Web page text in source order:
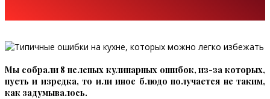
Мы собрали 8 нелепых кулинарных ошибок, из-за которых,
пусть и изредка, то или иное блюдо получается не таким,
как задумывалось.